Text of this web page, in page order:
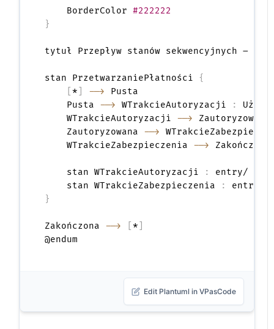
    BorderColor
#222222
}
tytuł Przepływ stanów sekwencyjnych –
stan PrzetwarzaniePłatności {
* -->
Pusta
    Pusta
--> WTrakcieAutoryzacji :
    WTrakcieAutoryzacji
-->
    Zautoryzowana
-->
    WTrakcieZabezpieczenia
-->
    stan WTrakcieAutoryzacji
:
entry/
    stan WTrakcieZabezpieczenia
:
}
Zakończona --> *
Edit Plantuml in VPasCode